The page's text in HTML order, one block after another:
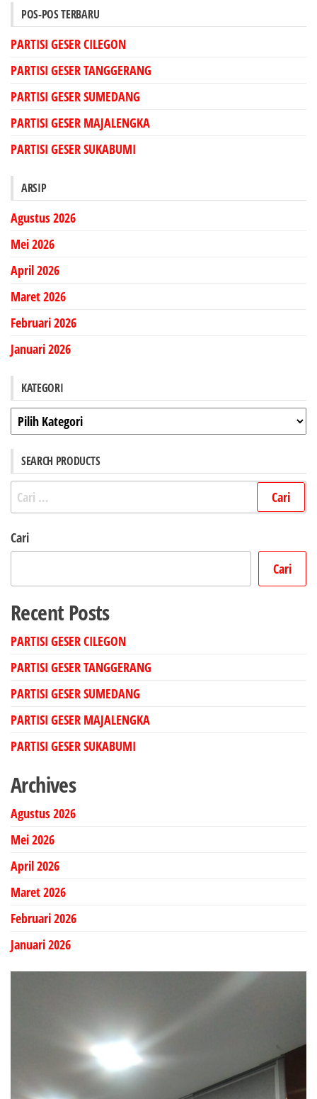
POS-POS TERBARU
PARTISI GESER CILEGON
PARTISI GESER TANGGERANG
PARTISI GESER SUMEDANG
PARTISI GESER MAJALENGKA
PARTISI GESER SUKABUMI
ARSIP
Agustus 2026
Mei 2026
April 2026
Maret 2026
Februari 2026
Januari 2026
KATEGORI
Kategori
SEARCH PRODUCTS
Cari
untuk:
Cari
Cari
Recent Posts
PARTISI GESER CILEGON
PARTISI GESER TANGGERANG
PARTISI GESER SUMEDANG
PARTISI GESER MAJALENGKA
PARTISI GESER SUKABUMI
Archives
Agustus 2026
Mei 2026
April 2026
Maret 2026
Februari 2026
Januari 2026